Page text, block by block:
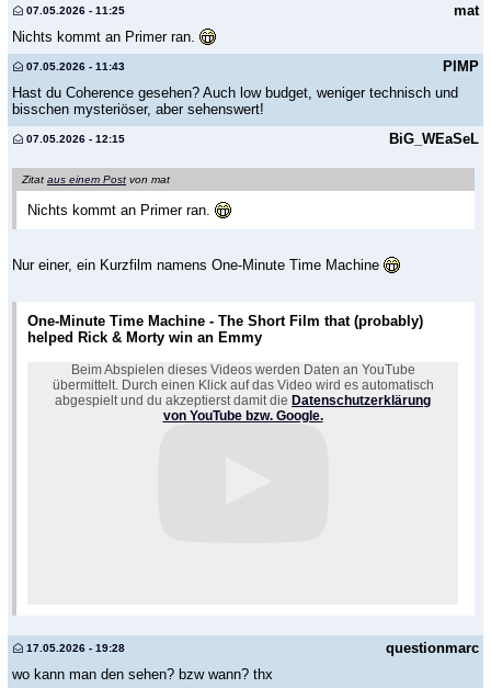
mat
07.05.2026 - 11:25
Nichts kommt an Primer ran.
PIMP
07.05.2026 - 11:43
Hast du Coherence gesehen? Auch low budget, weniger technisch und
bisschen mysteriöser, aber sehenswert!
BiG_WEaSeL
07.05.2026 - 12:15
Zitat aus einem Post von mat
Nichts kommt an Primer ran.
Nur einer, ein Kurzfilm namens One-Minute Time Machine
One-Minute Time Machine - The Short Film that (probably)
helped Rick & Morty win an Emmy
Beim Abspielen dieses Videos werden Daten an YouTube
übermittelt. Durch einen Klick auf das Video wird es automatisch
abgespielt und du akzeptierst damit die Datenschutzerklärung
von YouTube bzw. Google.
questionmarc
17.05.2026 - 19:28
wo kann man den sehen? bzw wann? thx